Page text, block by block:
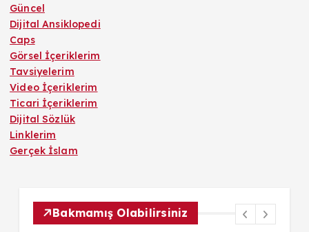
Güncel
Dijital Ansiklopedi
Caps
Görsel İçeriklerim
Tavsiyelerim
Video İçeriklerim
Ticari İçeriklerim
Dijital Sözlük
Linklerim
Gerçek İslam
Bakmamış Olabilirsiniz